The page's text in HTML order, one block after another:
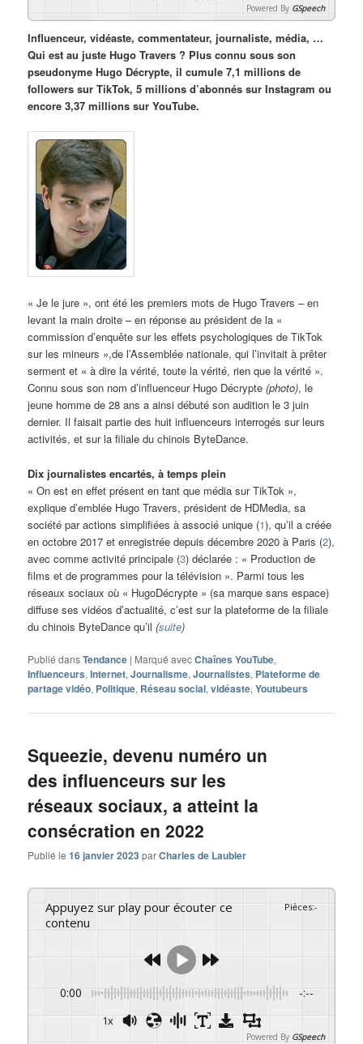
Powered By GSpeech
Influenceur, vidéaste, commentateur, journaliste, média, …
Qui est au juste Hugo Travers ? Plus connu sous son
pseudonyme Hugo Décrypte, il cumule 7,1 millions de
followers sur TikTok, 5 millions d’abonnés sur Instagram ou
encore 3,37 millions sur YouTube.
« Je le jure », ont été les premiers mots de Hugo Travers – en
levant la main droite – en réponse au président de la «
commission d’enquête sur les effets psychologiques de TikTok
sur les mineurs »,de l’Assemblée nationale, qui l’invitait à prêter
serment et « à dire la vérité, toute la vérité, rien que la vérité ».
Connu sous son nom d’influenceur Hugo Décrypte(photo), le
jeune homme de 28 ans a ainsi débuté son audition le 3 juin
dernier. Il faisait partie des huit influenceurs interrogés sur leurs
activités, et sur la filiale du chinois ByteDance.
Dix journalistes encartés, à temps plein
« On est en effet présent en tant que média sur TikTok »,
explique d’emblée Hugo Travers, président de HDMedia, sa
société par actions simplifiées à associé unique (1), qu’il a créée
en octobre 2017 et enregistrée depuis décembre 2020 à Paris (2),
avec comme activité principale (3) déclarée : « Production de
films et de programmes pour la télévision ». Parmi tous les
réseaux sociaux où « HugoDécrypte » (sa marque sans espace)
diffuse ses vidéos d’actualité, c’est sur la plateforme de la filiale
du chinois ByteDance qu’il(suite)
Publié dansTendance | Marqué avecChaînes YouTube,
Influenceurs,Internet,Journalisme,Journalistes, Plateforme de
partage vidéo, Politique, Réseau social,vidéaste,Youtubeurs
Squeezie, devenu numéro un
des influenceurs sur les
réseaux sociaux, a atteint la
consécration en 2022
Publié le16 janvier 2023 parCharles de Laubier
Appuyez sur play pour écouter ce
contenu
Pièces:-
0:00 -:--
1x
Powered By GSpeech